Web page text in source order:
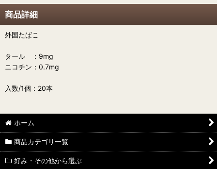
商品詳細
外国たばこ
タール ：9mg
ニコチン：0.7mg
入数/1個：20本
ホーム
商品カテゴリ一覧
好み・その他から選ぶ